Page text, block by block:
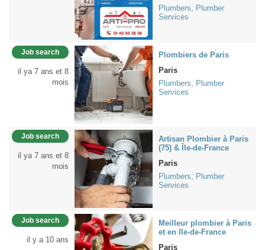
Plumbers, Plumber
Services
Job search
il ya 7 ans et 8
mois
Plombiers de Paris
Paris
Plumbers, Plumber
Services
Job search
il ya 7 ans et 8
mois
Artisan Plombier à Paris
(75) & Île-de-France
Paris
Plumbers, Plumber
Services
Job search
il y a 10 ans
Meilleur plombier à Paris
et en Ile-de-France
Paris